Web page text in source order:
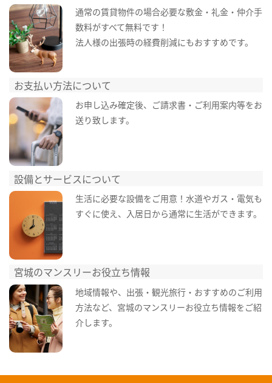
通常の賃貸物件の場合必要な敷金・礼金・仲介手
数料がすべて無料です！
法人様の出張時の経費削減にもおすすめです。
お支払い方法について
お申し込み確定後、ご請求書・ご利用案内等をお
送り致します。
設備とサービスについて
生活に必要な設備をご用意！水道やガス・電気も
すぐに使え、入居日から通常に生活ができます。
宮城のマンスリーお役立ち情報
地域情報や、出張・観光旅行・おすすめのご利用
方法など、宮城のマンスリーお役立ち情報をご紹
介します。